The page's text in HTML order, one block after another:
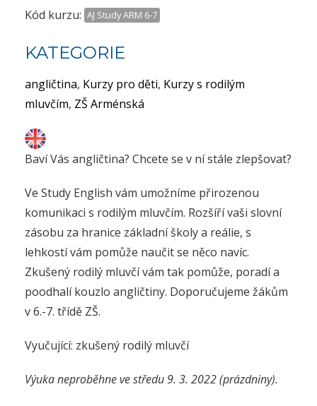
Kód kurzu: AJ Study ARM 6-7
KATEGORIE
angličtina, Kurzy pro děti, Kurzy s rodilým
mluvčím, ZŠ Arménská
Baví Vás angličtina? Chcete se v ní stále zlepšovat?
Ve Study English vám umožníme přirozenou
komunikaci s rodilým mluvčím. Rozšíří vaši slovní
zásobu za hranice základní školy a reálie, s
lehkostí vám pomůže naučit se něco navíc.
Zkušený rodilý mluvčí vám tak pomůže, poradí a
poodhalí kouzlo angličtiny. Doporučujeme žákům
v 6.-7. třídě ZŠ.
Vyučující: zkušený rodilý mluvčí
Výuka neproběhne ve středu 9. 3. 2022 (prázdniny).